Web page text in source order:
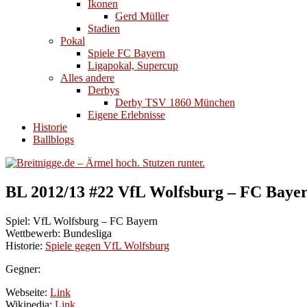
Ikonen
Gerd Müller
Stadien
Pokal
Spiele FC Bayern
Ligapokal, Supercup
Alles andere
Derbys
Derby TSV 1860 München
Eigene Erlebnisse
Historie
Ballblogs
BL 2012/13 #22 VfL Wolfsburg – FC
Spiel: VfL Wolfsburg – FC Bayern
Wettbewerb: Bundesliga
Historie: Spiele gegen VfL Wolfsburg
Gegner:
Webseite: Link
Wikipedia: Link